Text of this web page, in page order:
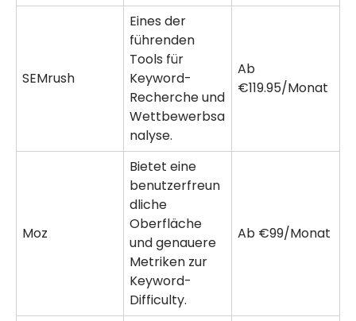
SEMrush
Eines der
führenden
Tools für
Keyword-
Recherche und
Wettbewerbsa
nalyse.
Ab
€119.95/Monat
Moz
Bietet eine
benutzerfreun
dliche
Oberfläche
und genauere
Metriken zur
Keyword-
Difficulty.
Ab €99/Monat